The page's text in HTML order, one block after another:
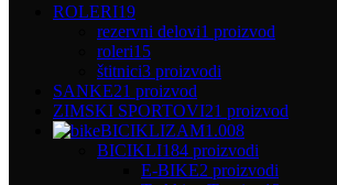
ROLERI19
rezervni delovi1 proizvod
roleri15
štitnici3 proizvodi
SANKE21 proizvod
ZIMSKI SPORTOVI21 proizvod
BICIKLIZAM1.008
BICIKLI184 proizvodi
E-BIKE2 proizvodi